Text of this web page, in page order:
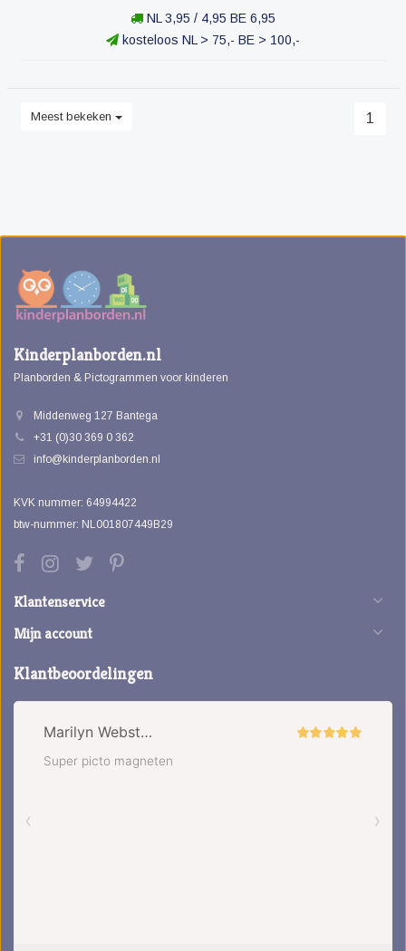
NL 3,95 / 4,95 BE 6,95
kosteloos NL > 75,- BE > 100,-
Meest bekeken 1
Kinderplanborden.nl
Planborden & Pictogrammen voor kinderen
Middenweg 127 Bantega
+31 (0)30 369 0 362
info@kinderplanborden.nl
KVK nummer: 64994422
btw-nummer: NL001807449B29
Klantenservice
Mijn account
Klantbeoordelingen